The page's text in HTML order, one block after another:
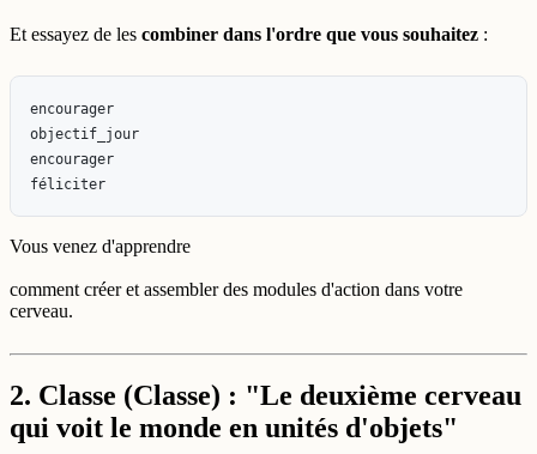
Et essayez de les combiner dans l'ordre que vous souhaitez :
encourager
objectif_jour
encourager
féliciter
Vous venez d'apprendre
comment créer et assembler des modules d'action dans votre
cerveau.
2. Classe (Classe) : "Le deuxième cerveau
qui voit le monde en unités d'objets"